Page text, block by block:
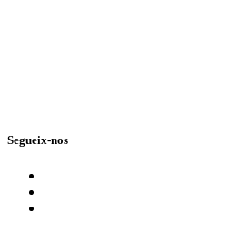
Segueix-nos